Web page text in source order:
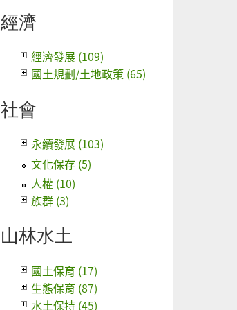
經濟
經濟發展 (109)
國土規劃/土地政策 (65)
社會
永續發展 (103)
文化保存 (5)
人權 (10)
族群 (3)
山林水土
國土保育 (17)
生態保育 (87)
水土保持 (45)